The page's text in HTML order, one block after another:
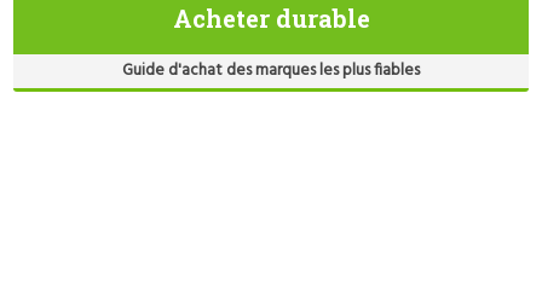
Acheter durable
Guide d'achat des marques les plus fiables